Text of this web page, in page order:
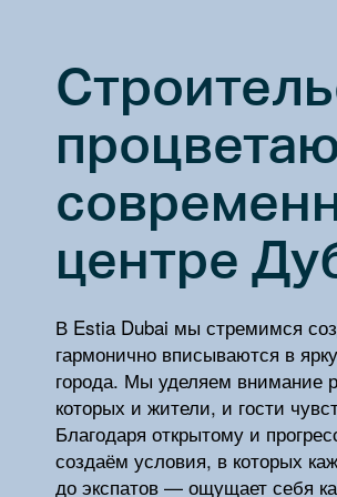
центре
В Estia Dubai мы стремимся
гармонично вписываются в
города. Мы уделяем внимание
которых и жители, и гости
Благодаря открытому и
создаём условия, в которых
до экспатов — ощущает себя